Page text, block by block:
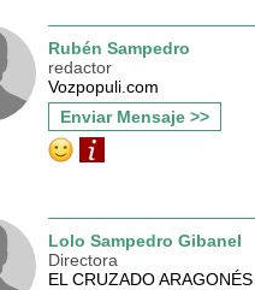
Rubén Sampedro
redactor
Vozpopuli.com
Enviar Mensaje >>
Lolo Sampedro Gibanel
Directora
EL CRUZADO ARAGONÉS